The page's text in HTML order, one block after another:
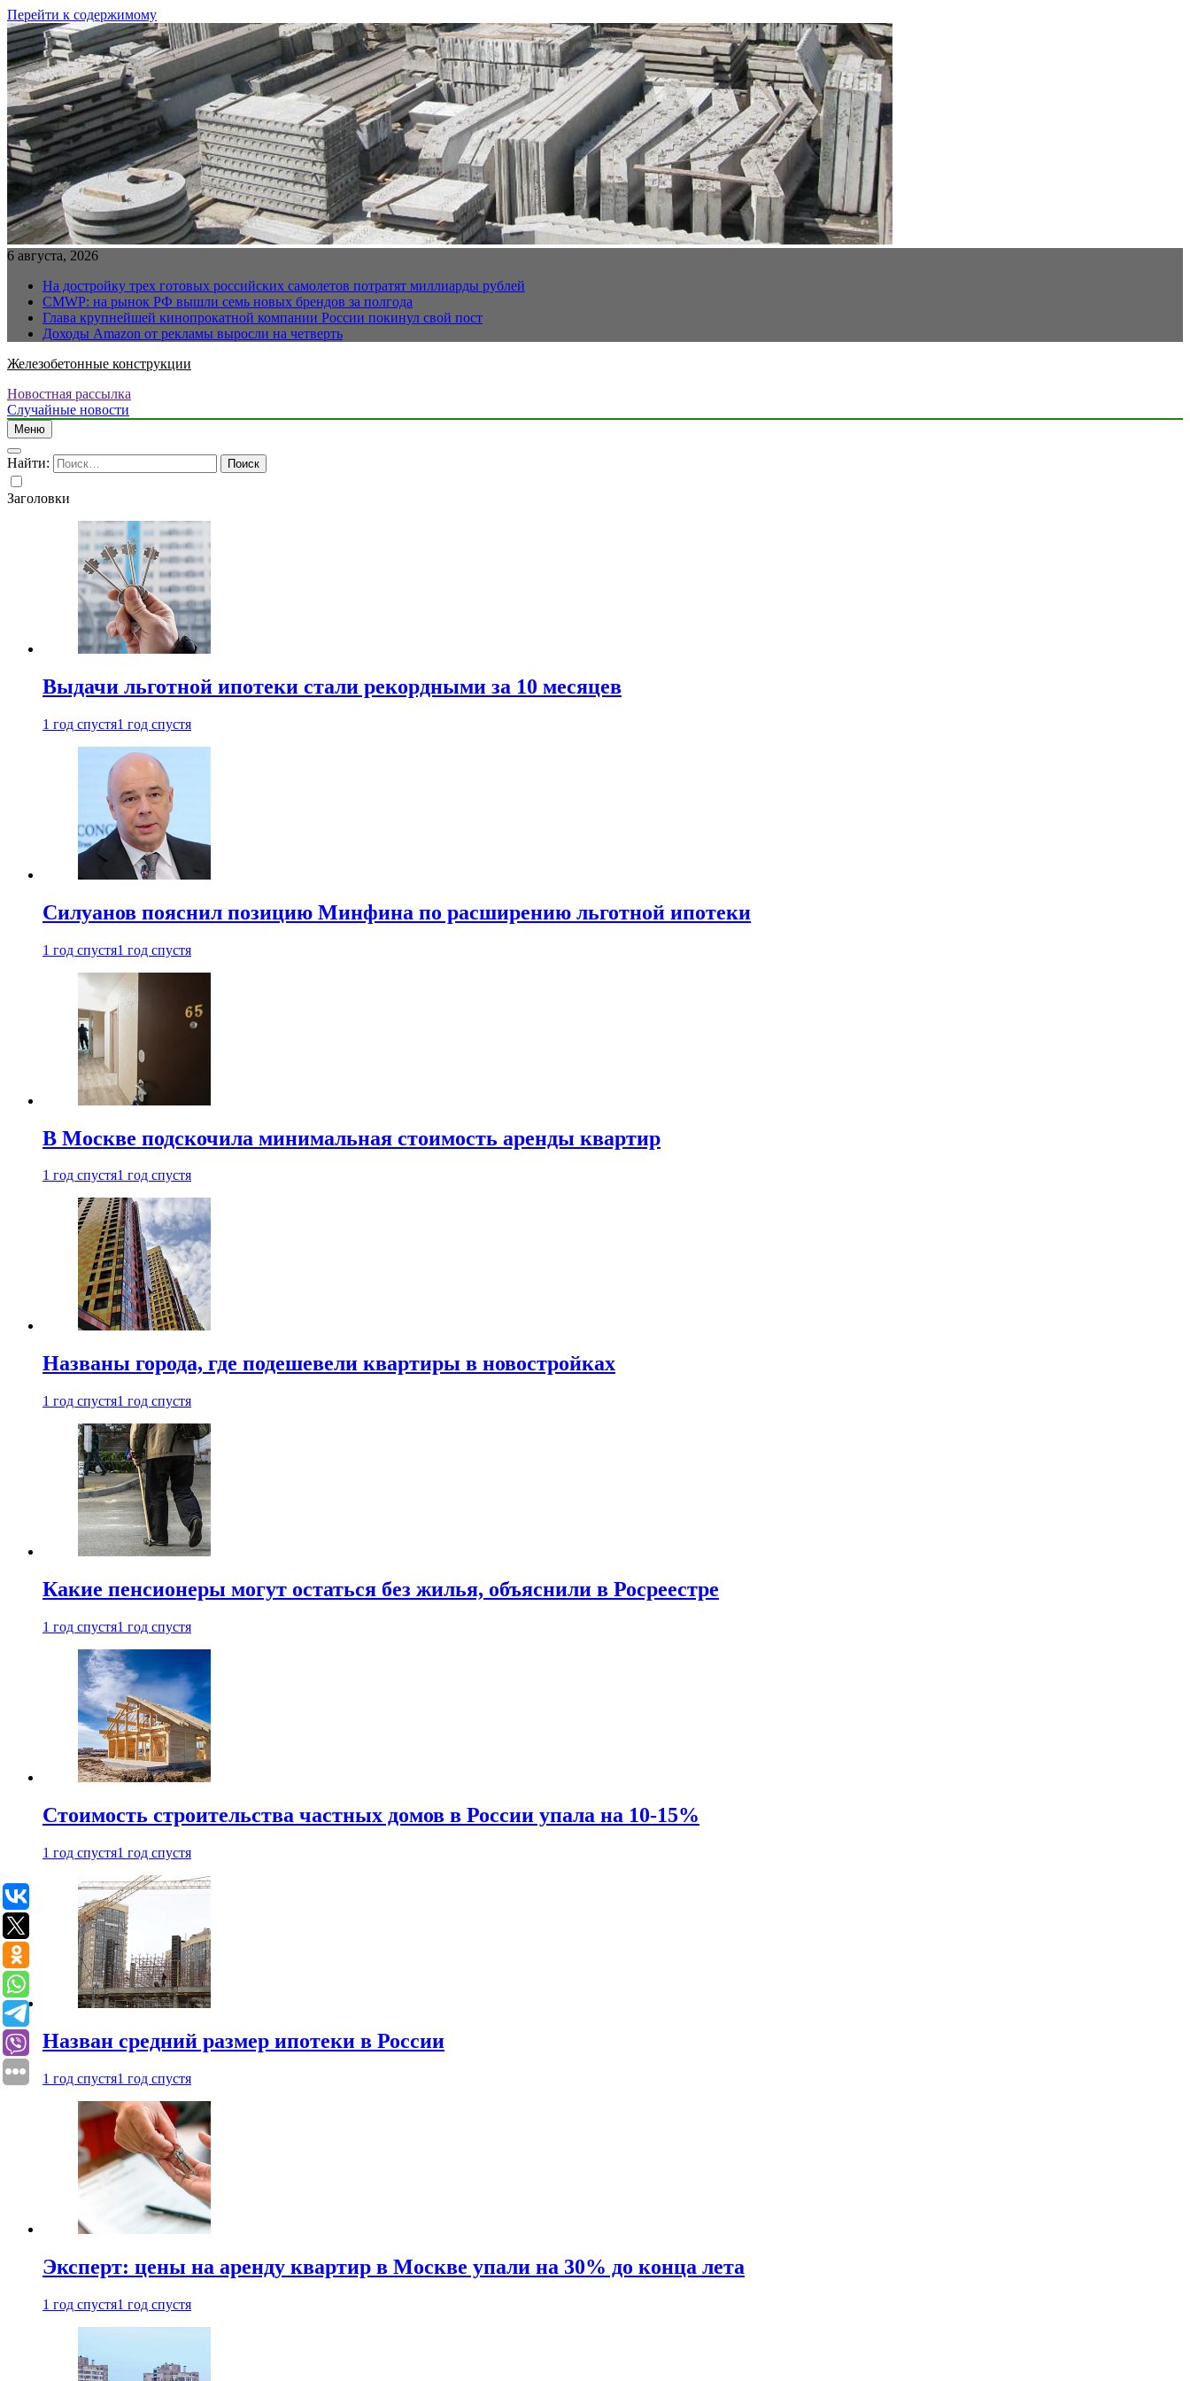
Перейти к содержимому
6 августа, 2026
На достройку трех готовых российских самолетов потратят миллиарды рублей
CMWP: на рынок РФ вышли семь новых брендов за полгода
Глава крупнейшей кинопрокатной компании России покинул свой пост
Доходы Amazon от рекламы выросли на четверть
Железобетонные конструкции
Новостная рассылка
Случайные новости
Меню
Найти:
Заголовки
Выдачи льготной ипотеки стали рекордными за 10 месяцев
1 год спустя1 год спустя
Силуанов пояснил позицию Минфина по расширению льготной ипотеки
1 год спустя1 год спустя
В Москве подскочила минимальная стоимость аренды квартир
1 год спустя1 год спустя
Названы города, где подешевели квартиры в новостройках
1 год спустя1 год спустя
Какие пенсионеры могут остаться без жилья, объяснили в Росреестре
1 год спустя1 год спустя
Стоимость строительства частных домов в России упала на 10-15%
1 год спустя1 год спустя
Назван средний размер ипотеки в России
1 год спустя1 год спустя
Эксперт: цены на аренду квартир в Москве упали на 30% до конца лета
1 год спустя1 год спустя